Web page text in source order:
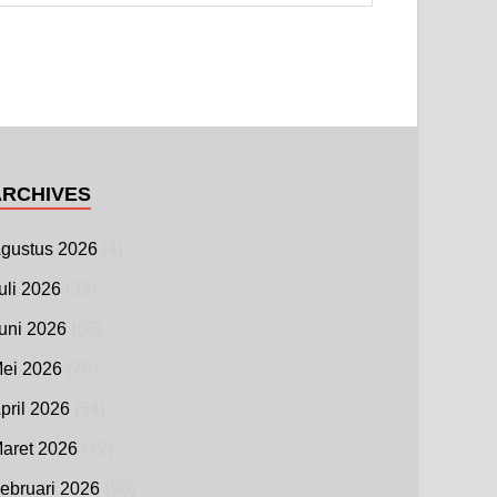
2026
2026
2026
2026
2026
2026
2026